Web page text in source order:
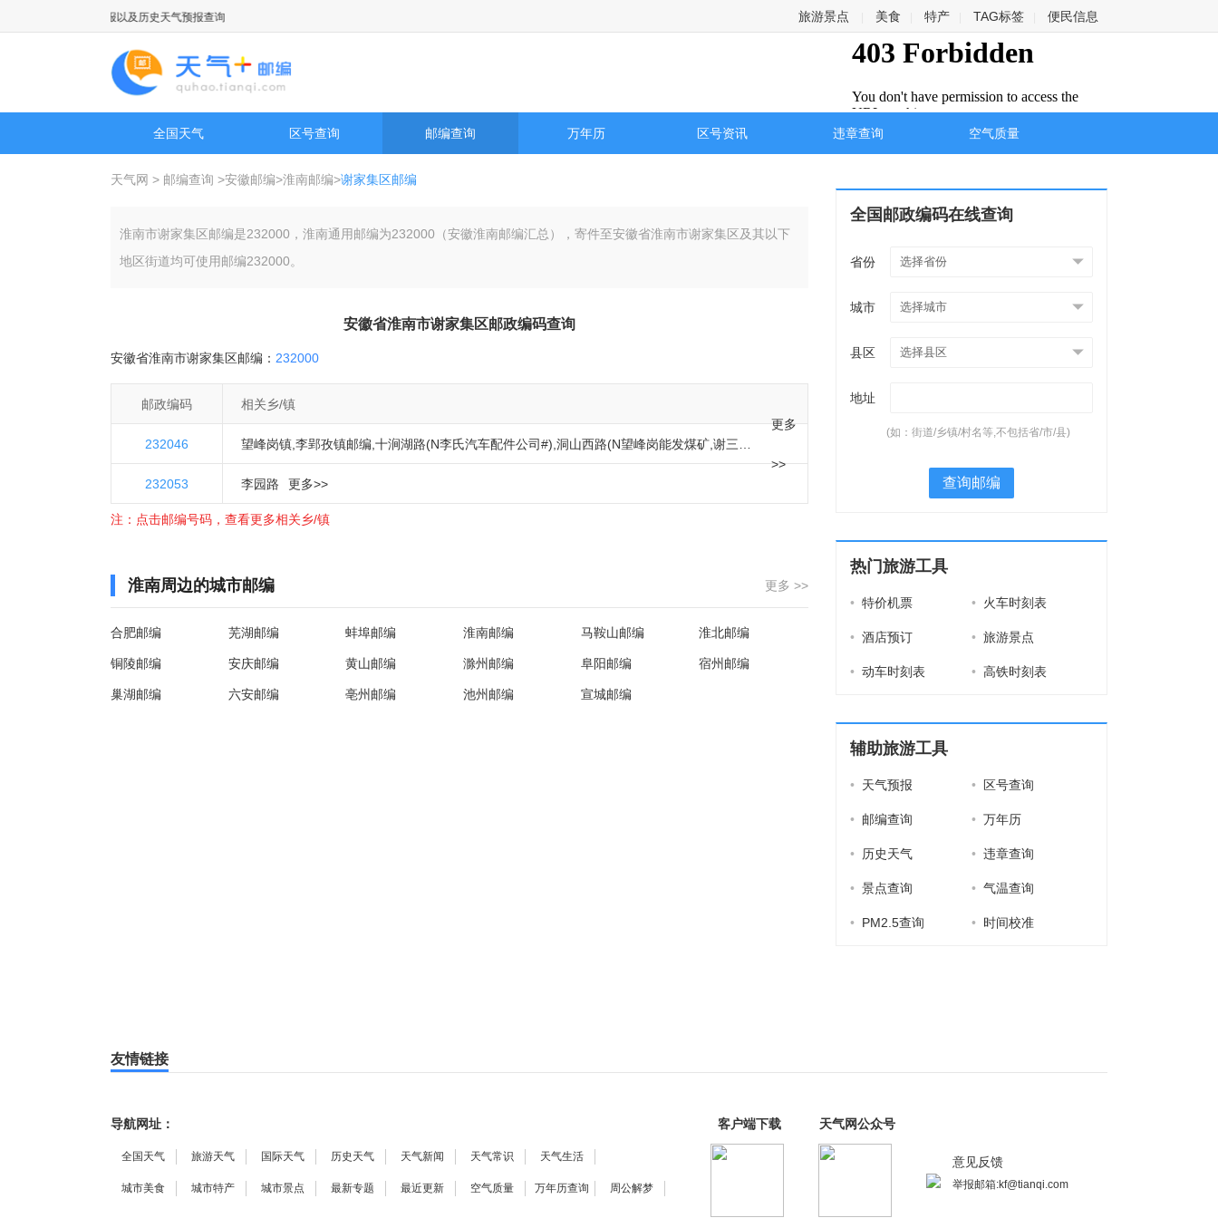
国际城市天气预报以及历史天气预报查询 旅游景点 美食 特产 TAG标签 便民信息
全国天气 区号查询 邮编查询 万年历 区号资讯 违章查询 空气质量
天气网 > 邮编查询 >安徽邮编>淮南邮编>谢家集区邮编
淮南市谢家集区邮编是232000，淮南通用邮编为232000（安徽淮南邮编汇总），寄件至安徽省淮南市谢家集区及其以下
地区街道均可使用邮编232000。
安徽省淮南市谢家集区邮政编码查询
安徽省淮南市谢家集区邮编： 232000
邮政编码 相关乡/镇
232046 望峰岗镇, 李郢孜镇邮编 十涧湖路(N李氏汽车配件公司#) 洞山西路(N望峰岗能发煤矿,谢三矿
矿东村,望峰岗耿黄村,罗山油库,李郢孜镇隗店小学,李郢孜镇北梨园村,李郢孜镇隗店村,赖山三
矿#)
更多
>>
232053
李园路 更多>>
注：点击邮编号码，查看更多相关乡/镇
淮南周边的城市邮编 更多 >>
合肥邮编 芜湖邮编 蚌埠邮编 淮南邮编 马鞍山邮编 淮北邮编
铜陵邮编 安庆邮编 黄山邮编 滁州邮编 阜阳邮编 宿州邮编
巢湖邮编 六安邮编 亳州邮编 池州邮编 宣城邮编
全国邮政编码在线查询
省份
城市
县区
地址
(如：街道/乡镇/村名等,不包括省/市/县)
查询邮编
热门旅游工具
• 特价机票 • 火车时刻表
• 酒店预订 • 旅游景点
• 动车时刻表 • 高铁时刻表
辅助旅游工具
• 天气预报 • 区号查询
• 邮编查询 • 万年历
• 历史天气 • 违章查询
• 景点查询 • 气温查询
• PM2.5查询 • 时间校准
友情链接
导航网址：
全国天气 旅游天气 国际天气 历史天气 天气新闻 天气常识 天气生活
城市美食 城市特产 城市景点 最新专题 最近更新 空气质量 万年历查询 周公解梦
客户端下载 天气网公众号
意见反馈
举报邮箱:kf@tianqi.com